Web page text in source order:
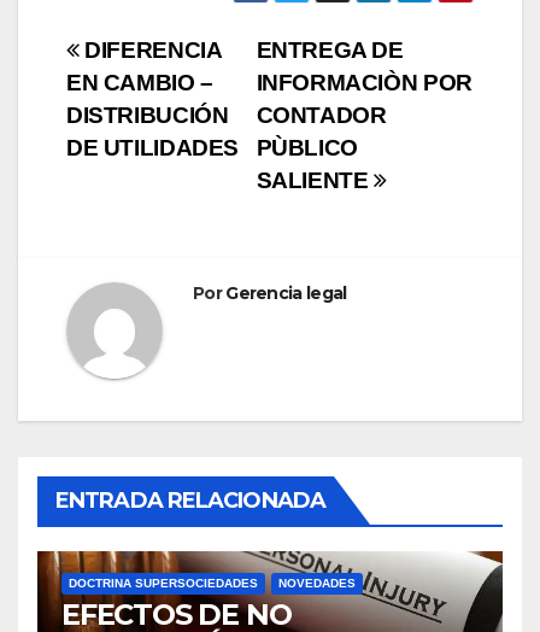
Navegación
de
entradas
ENTREGA DE
INFORMACIÒN POR
CONTADOR
PÙBLICO
SALIENTE
DIFERENCIA
EN CAMBIO –
DISTRIBUCIÓN
DE UTILIDADES
PorGerencia legal
ENTRADA RELACIONADA
DOCTRINA SUPERSOCIEDADES NOVEDADES
EFECTOS DE NO